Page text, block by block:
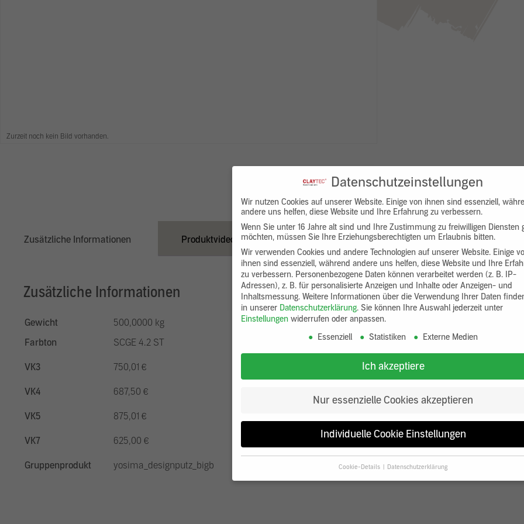
Zurzeit noch kein Bild vorhanden.
Zusätzliche Informationen Produktvideo Downloads Produktbeschreibung
Zusätzliche Informationen
Gewicht
500,0000 kg
Farbton
SCGE 4.2 ST
VK3 750,01 €
VK4 687,50 €
VK5 875,01 €
VK7 625,00 €
Gruppenprodukt yosima_designputz_bigb
Datenschutzeinstellungen
Wir nutzen Cookies auf unserer Website. Einige von ihnen sind essenziell,
andere uns helfen, diese Website und Ihre Erfahrung zu verbessern.
Wenn Sie unter 16 Jahre alt sind und Ihre Zustimmung zu freiwilligen Diensten
möchten, müssen Sie Ihre Erziehungsberechtigten um Erlaubnis bitten.
Wir verwenden Cookies und andere Technologien auf unserer Website. Einige
ihnen sind essenziell, während andere uns helfen, diese Website und Ihre
zu verbessern. Personenbezogene Daten können verarbeitet werden (z. B. IP-
Adressen), z. B. für personalisierte Anzeigen und Inhalte oder Anzeigen- und
Inhaltsmessung. Weitere Informationen über die Verwendung Ihrer Daten
in unserer Datenschutzerklärung. Sie können Ihre Auswahl jederzeit unter
Einstellungen widerrufen oder anpassen.
Essenziell
Statistiken Externe Medien
Ich akzeptiere
Nur essenzielle Cookies akzeptieren
Individuelle Cookie Einstellungen
Cookie-Details Datenschutzerklärung
Datenschutzeinstellungen